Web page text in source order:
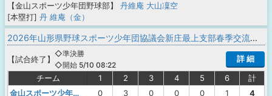
【金山スポーツ少年団野球部】
丹維庵 大山凜空
[本塁打] 丹 維庵（金）
2026年山形県野球スポーツ少年団協議会新庄最上支部春季交流大会
【試合終了 】
◇準決勝
◇開始 5/10 08:22
詳 細
チーム 1 2 3 4 5 6
計
金山スポーツ少年団野球部
0 3 0 0 0 1
4